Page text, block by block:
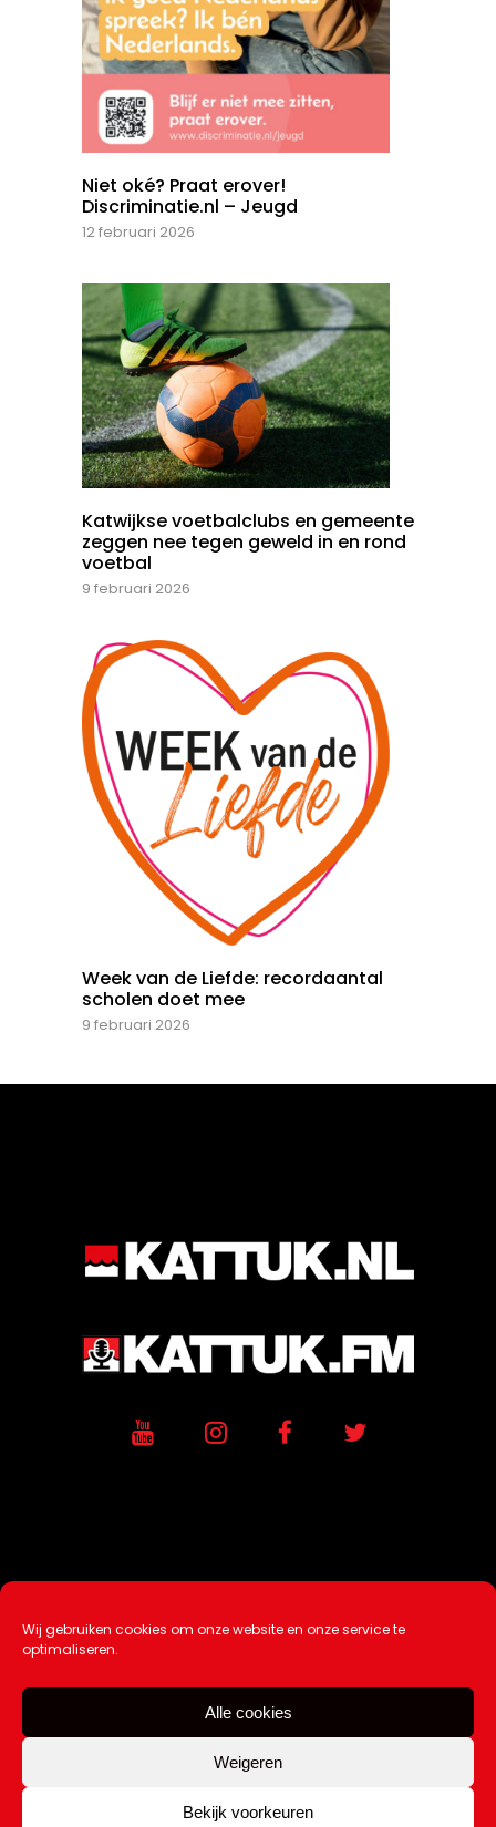
Wij gebruiken cookies om onze website en onze service te
optimaliseren.
Alle cookies
Weigeren
Bekijk voorkeuren
Niet oké? Praat erover!
Discriminatie.nl – Jeugd
12 februari 2026
Katwijkse voetbalclubs en gemeente
zeggen nee tegen geweld in en rond
voetbal
9 februari 2026
Week van de Liefde: recordaantal
scholen doet mee
9 februari 2026
Ontwikkeling / Hosting doorAtSea
Over Ons |Tip de redactie
Contact
Copyright Kattuk.nl 2003-2026